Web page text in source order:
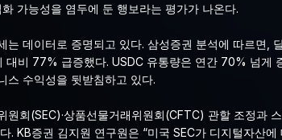
가능성을 염두에 둔 행보라는 평가가 나온다.
는 데이터로 증명되고 있다. 삼성증권 분석에 따르면
비 77% 급증했다. USDC 유통량은 연간 70% 넘게
스 수익성을 뒷받침하고 있다.
원회(SEC)·상품선물거래위원회(CFTC) 관할 조정과
. KB증권 김지원 연구원은 “미국 SEC가 디지털자산